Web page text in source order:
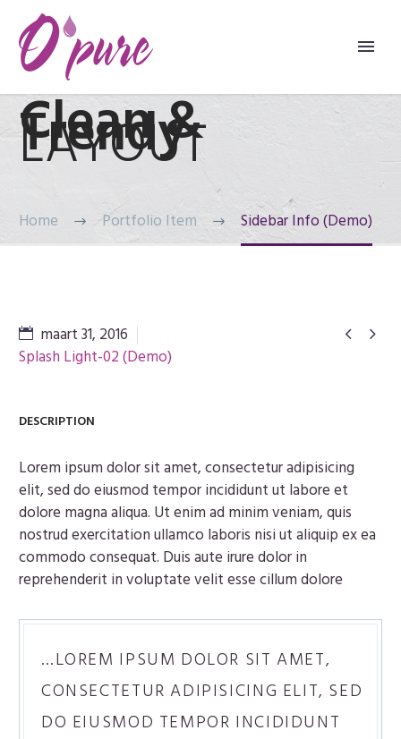
Clean &
Trendy
LAYOUT
Home Portfolio Item Sidebar Info (Demo)
 
maart 31, 2016
Splash Light-02 (Demo)
DESCRIPTION
Lorem ipsum dolor sit amet, consectetur adipisicing
elit, sed do eiusmod tempor incididunt ut labore et
dolore magna aliqua. Ut enim ad minim veniam, quis
nostrud exercitation ullamco laboris nisi ut aliquip ex ea
commodo consequat. Duis aute irure dolor in
reprehenderit in voluptate velit esse cillum dolore
…LOREM IPSUM DOLOR SIT AMET,
CONSECTETUR ADIPISICING ELIT, SED
DO EIUSMOD TEMPOR INCIDIDUNT